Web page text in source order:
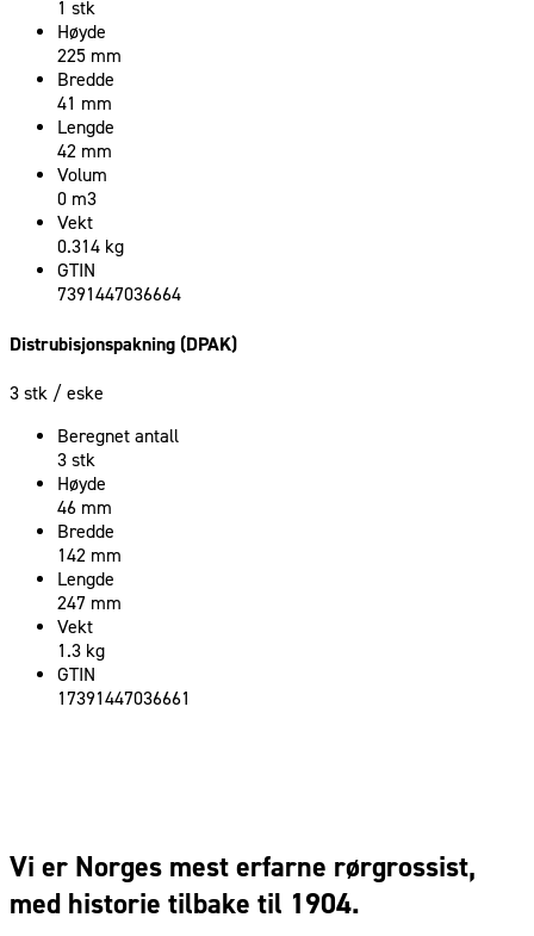
1 stk
Høyde
225 mm
Bredde
41 mm
Lengde
42 mm
Volum
0 m3
Vekt
0.314 kg
GTIN
7391447036664
Distrubisjonspakning (DPAK)
3 stk / eske
Beregnet antall
3 stk
Høyde
46 mm
Bredde
142 mm
Lengde
247 mm
Vekt
1.3 kg
GTIN
17391447036661
Vi er Norges mest erfarne rørgrossist,
med historie tilbake til 1904.